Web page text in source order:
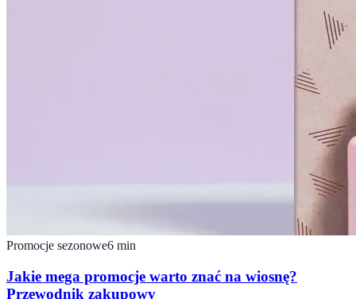
Promocje sezonowe6 min
Jakie mega promocje warto znać na wiosnę?
Przewodnik zakupowy